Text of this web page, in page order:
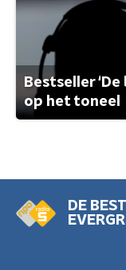
Bestseller
op het toneel
DE